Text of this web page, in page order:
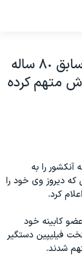
پليس فيليپين وزير دفاع سابق ٨٠ ساله
متهم کرده
وزير دفاع سابق ٨٠ ساله آنکشور را به
ديروز وی خود را
کرد.
کابينه خود
فيليپين دستگير
شدند.